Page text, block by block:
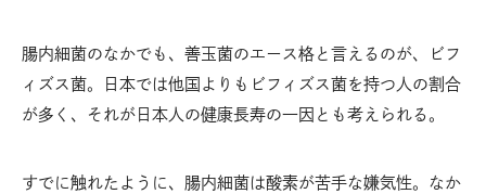
腸内細菌のなかでも、善玉菌のエース格と言えるのが、ビフ
ィズス菌。日本では他国よりもビフィズス菌を持つ人の割合
が多く、それが日本人の健康長寿の一因とも考えられる。
すでに触れたように、腸内細菌は酸素が苦手な嫌気性。なか